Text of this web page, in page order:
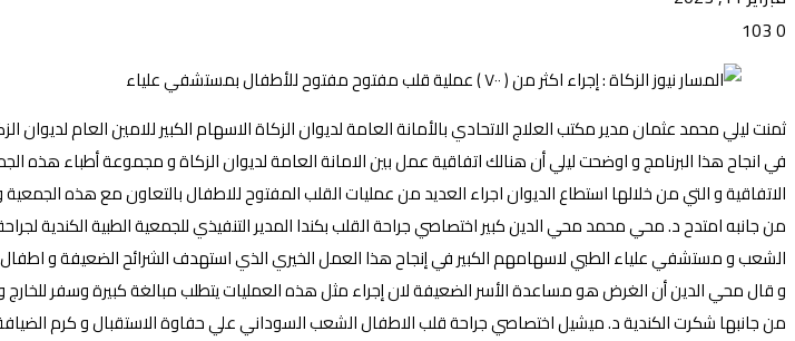
0
ثمنت ليلي محمد عثمان مدير مكتب العلاج الاتحادي بالأمانة العامة لديوان الزكاة الاسهام الكبير للامين العام
في انجاح هذا البرنامج و اوضحت ليلي أن هنالك اتفاقية عمل بين الامانة العامة لديوان الزكاة و مجموعة أطباء هذه
الاتفاقية و التي من خلالها استطاع الديوان اجراء العديد من عمليات القلب المفتوح للاطفال بالتعاون مع هذه الجمعية و قالت
من جانبه امتدح د. محي محمد محي الدين كبير اختصاصي جراحة القلب بكندا المدير التنفيذي للجمعية الطبية الكندية
الشعب و مستشفي علياء الطبي لاسهامهم الكبير في إنجاح هذا العمل الخيري الذي استهدف الشرائح الضعيفة و
و قال محي الدين أن الغرض هو مساعدة الأسر الضعيفة لان إجراء مثل هذه العمليات يتطلب مبالغة كبيرة وسفر للخارج
من جانبها شكرت الكندية د. ميشيل اختصاصي جراحة قلب الاطفال الشعب السوداني علي حفاوة الاستقبال و كرم